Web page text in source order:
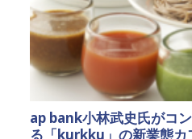
ap bank小林武史氏がコ
る「kurkku」の新業態